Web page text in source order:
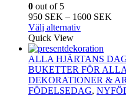
0 out of 5
950 SEK – 1600 SEK
SEK
Välj alternativDen
produkten
har
flera
varianter.
De
Quick View
ALLA HJÄRTANS
BUKETTER FÖR
DEKORATIONER &
FÖDELSEDAG,